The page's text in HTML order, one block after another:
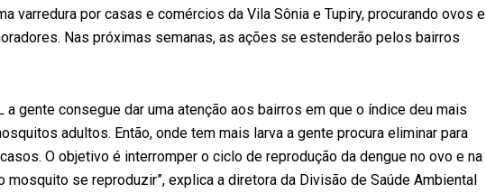
varredura por casas e comércios da Vila Sônia e Tupiry, procurando ovos e
Nas próximas semanas, as ações se estenderão pelos bairros
a gente consegue dar uma atenção aos bairros em que o índice deu mais
adultos. Então, onde tem mais larva a gente procura eliminar para
O objetivo é interromper o ciclo de reprodução da dengue no ovo e na
mosquito se reproduzir”, explica a diretora da Divisão de Saúde Ambiental